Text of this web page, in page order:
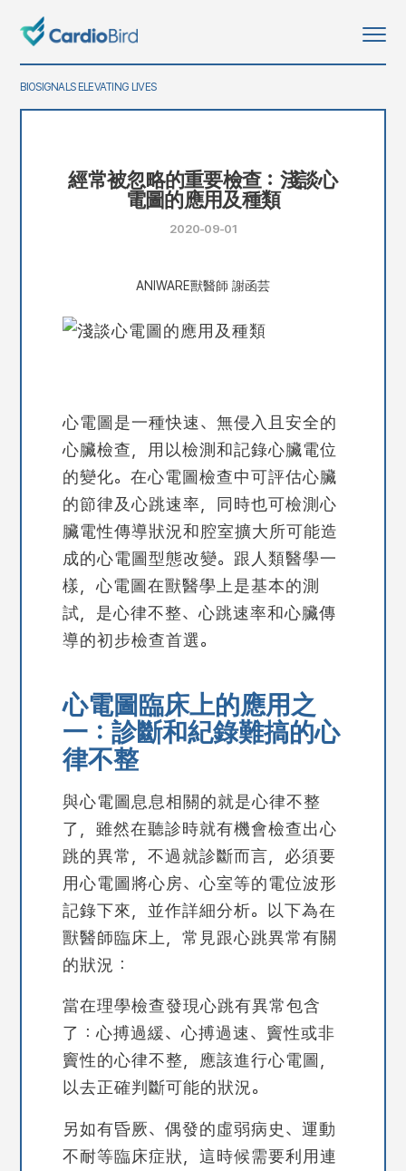
BIOSIGNALS ELEVATING LIVES
經常被忽略的重要檢查：淺談心
電圖的應用及種類
2020-09-01
ANIWARE獸醫師 謝函芸
心電圖是一種快速、無侵入且安全的
心臟檢查，用以檢測和記錄心臟電位
的變化。在心電圖檢查中可評估心臟
的節律及心跳速率，同時也可檢測心
臟電性傳導狀況和腔室擴大所可能造
成的心電圖型態改變。跟人類醫學一
樣，心電圖在獸醫學上是基本的測
試，是心律不整、心跳速率和心臟傳
導的初步檢查首選。
心電圖臨床上的應用之
一：診斷和紀錄難搞的心
律不整
與心電圖息息相關的就是心律不整
了，雖然在聽診時就有機會檢查出心
跳的異常，不過就診斷而言，必須要
用心電圖將心房、心室等的電位波形
記錄下來，並作詳細分析。 以下為在
獸醫師臨床上，常見跟心跳異常有關
的狀況：
當在理學檢查發現心跳有異常包含
了：心搏過緩、心搏過速、竇性或非
竇性的心律不整，應該進行心電圖，
以去正確判斷可能的狀況。
另如有昏厥、偶發的虛弱病史、運動
不耐等臨床症狀，這時候需要利用連